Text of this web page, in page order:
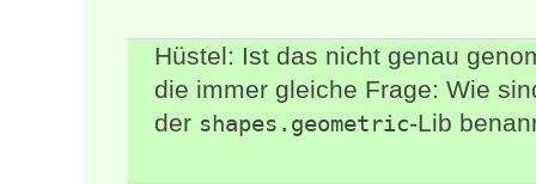
Hüstel: Ist das nicht genau
die immer gleiche Frage: Wie
der shapes.geometric-Lib